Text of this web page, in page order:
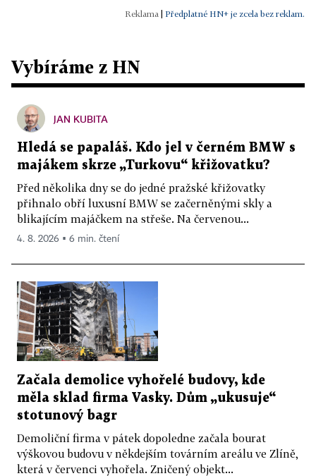
Předplatné HN+ je zcela bez reklam.
Vybíráme z HN
JAN KUBITA
Hledá se papaláš. Kdo jel v černém BMW s
majákem skrze „Turkovu“ křižovatku?
Před několika dny se do jedné pražské křižovatky
přihnalo obří luxusní BMW se začerněnými skly a
blikajícím majáčkem na střeše. Na červenou...
4. 8. 2026 ▪ 6 min. čtení
Začala demolice vyhořelé budovy, kde
měla sklad firma Vasky. Dům „ukusuje“
stotunový bagr
Demoliční firma v pátek dopoledne začala bourat
výškovou budovu v někdejším továrním areálu ve Zlíně,
která v červenci vyhořela. Zničený objekt...